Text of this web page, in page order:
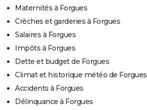
Maternités à Forgues
Crèches et garderies à Forgues
Salaires à Forgues
Impôts à Forgues
Dette et budget de Forgues
Climat et historique météo de Forgues
Accidents à Forgues
Délinquance à Forgues